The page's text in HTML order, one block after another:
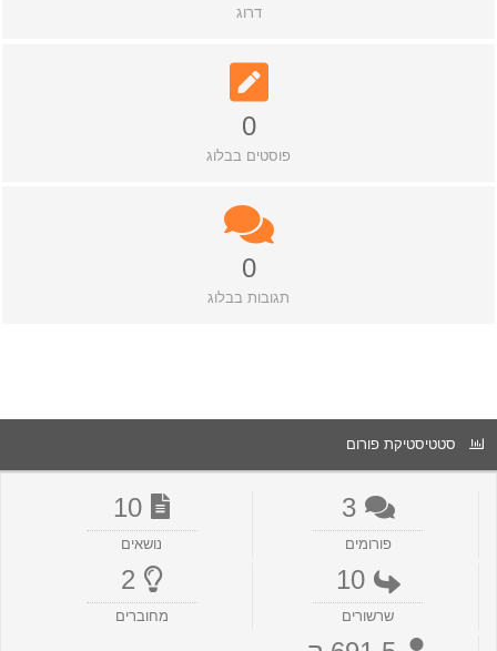
דרוג
0
פוסטים בבלוג
0
תגובות בבלוג
סטטיסטיקת פורום
3
פורומים
10
נושאים
10
שרשורים
2
מחוברים